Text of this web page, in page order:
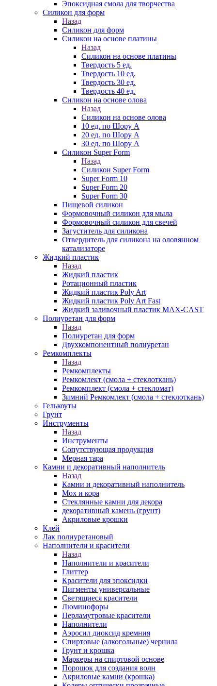
Эпоксидная смола для творчества
Силикон для форм
Назад
Силикон для форм
Силикон на основе платины
Назад
Силикон на основе платины
Твердость 5 ед.
Твердость 10 ед.
Твердость 30 ед.
Твердость 40 ед.
Силикон на основе олова
Назад
Силикон на основе олова
10 ед. по Шору А
20 ед. по Шору А
30 ед. по Шору А
Силикон Super Form
Назад
Силикон Super Form
Super Form 10
Super Form 20
Super Form 30
Пищевой силикон
Формовочный силикон для мыла
Формовочный силикон для свечей
Загуститель для силикона
Отвердитель для силикона на оловянном
катализаторе
Жидкий пластик
Назад
Жидкий пластик
Ротационный пластик
Жидкий пластик Poly Art
Жидкий пластик Poly Art Fast
Жидкий заливочный пластик MAX-CAST
Полиуретан для форм
Назад
Полиуретан для форм
Двухкомпонентный полиуретан
Ремкомплекты
Назад
Ремкомплекты
Ремкомлект (смола + стеклоткань)
Ремкомплект (смола + стекломат)
Зимний Ремкомлект (смола + стеклоткань)
Гелькоуты
Грунт
Инструменты
Назад
Инструменты
Сопутствующая продукция
Мерная тара
Камни и декоративный наполнитель
Назад
Камни и декоративный наполнитель
Мох и кора
Стеклянные камни для декора
декоративный камень (грунт)
Акриловые крошки
Клей
Лак полиуретановый
Наполнители и красители
Назад
Наполнители и красители
Глиттер
Красители для эпоксидки
Пигменты универсальные
Светящиеся красители
Люминофоры
Перламутровые красители
Наполнители
Аэросил диоксид кремния
Спиртовые (алкогольные) чернила
Грунт и крошка
Маркеры на спиртовой основе
Порошок для создания волн
Акриловые камни (крошка)